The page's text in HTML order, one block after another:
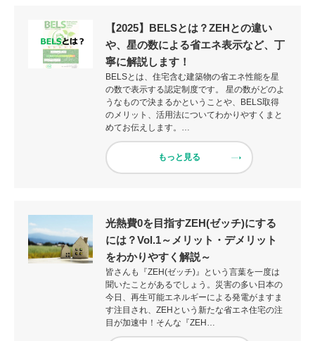
【2025】BELSとは？ZEHとの違い
や、星の数による省エネ表示など、丁
寧に解説します！
BELSとは、住宅含む建築物の省エネ性能を星
の数で表示する認定制度です。 星の数がどのよ
うなもので決まるかということや、BELS取得
のメリット、活用法についてわかりやすくまと
めてお伝えします。…
もっと見る
光熱費0を目指すZEH(ゼッチ)にする
には？Vol.1～メリット・デメリット
をわかりやすく解説～
皆さんも『ZEH(ゼッチ)』という言葉を一度は
聞いたことがあるでしょう。災害の多い日本の
今日、再生可能エネルギーによる発電がますま
す注目され、ZEHという新たな省エネ住宅の注
目が加速中！そんな『ZEH…